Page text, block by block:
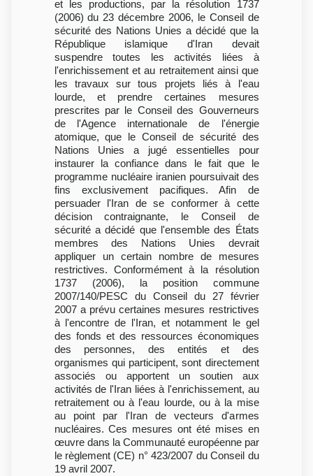
et les productions, par la résolution 1737
(2006) du 23 décembre 2006, le Conseil de
sécurité des Nations Unies a décidé que la
République islamique d'Iran devait
suspendre toutes les activités liées à
l'enrichissement et au retraitement ainsi que
les travaux sur tous projets liés à l'eau
lourde, et prendre certaines mesures
prescrites par le Conseil des Gouverneurs
de l'Agence internationale de l'énergie
atomique, que le Conseil de sécurité des
Nations Unies a jugé essentielles pour
instaurer la confiance dans le fait que le
programme nucléaire iranien poursuivait des
fins exclusivement pacifiques. Afin de
persuader l'Iran de se conformer à cette
décision contraignante, le Conseil de
sécurité a décidé que l'ensemble des États
membres des Nations Unies devrait
appliquer un certain nombre de mesures
restrictives. Conformément à la résolution
1737 (2006), la position commune
2007/140/PESC du Conseil du 27 février
2007 a prévu certaines mesures restrictives
à l'encontre de l'Iran, et notamment le gel
des fonds et des ressources économiques
des personnes, des entités et des
organismes qui participent, sont directement
associés ou apportent un soutien aux
activités de l'Iran liées à l'enrichissement, au
retraitement ou à l'eau lourde, ou à la mise
au point par l'Iran de vecteurs d'armes
nucléaires. Ces mesures ont été mises en
œuvre dans la Communauté européenne par
le règlement (CE) n° 423/2007 du Conseil du
19 avril 2007.